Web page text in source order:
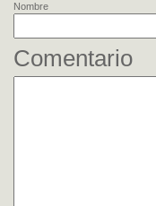
Nombre
Comentario